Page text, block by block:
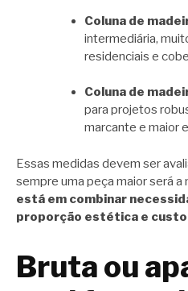
Coluna de
intermediária,
residenciais e
Coluna de
para projetos
marcante e maior
Essas medidas devem ser
sempre uma peça maior será a
está em combinar
proporção estética e
Bruta ou